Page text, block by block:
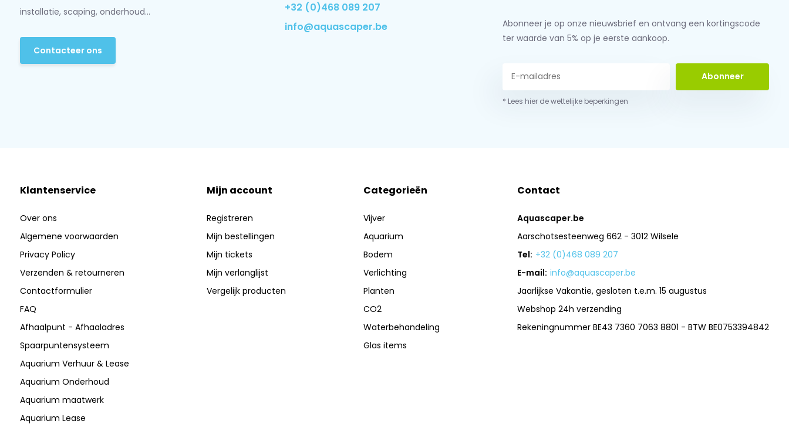
installatie, scaping, onderhoud...
Contacteer ons
+32 (0)468 089 207
info@aquascaper.be
Abonneer je op onze nieuwsbrief en ontvang een kortingscode
ter waarde van 5% op je eerste aankoop.
Abonneer
* Lees hier de wettelijke beperkingen
Klantenservice
Over ons
Algemene voorwaarden
Privacy Policy
Verzenden & retourneren
Contactformulier
FAQ
Afhaalpunt - Afhaaladres
Spaarpuntensysteem
Aquarium Verhuur & Lease
Aquarium Onderhoud
Aquarium maatwerk
Aquarium Lease
Mijn account
Registreren
Mijn bestellingen
Mijn tickets
Mijn verlanglijst
Vergelijk producten
Categorieën
Vijver
Aquarium
Bodem
Verlichting
Planten
CO2
Waterbehandeling
Glas items
Contact
Aquascaper.be
Aarschotsesteenweg 662 - 3012 Wilsele
Tel: +32 (0)468 089 207
E-mail: info@aquascaper.be
Jaarlijkse Vakantie, gesloten t.e.m. 15 augustus
Webshop 24h verzending
Rekeningnummer BE43 7360 7063 8801 - BTW BE0753394842